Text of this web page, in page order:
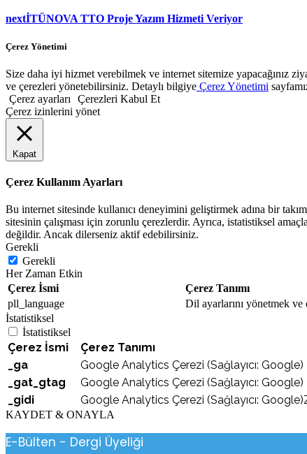
nextİTÜNOVA TTO Proje Yazım Hizmeti Veriyor
Çerez Yönetimi
Size daha iyi hizmet verebilmek ve internet sitemize yapacağınız
ve çerezleri yönetebilirsiniz. Detaylı bilgiye Çerez Yönetimi
Çerez ayarları
Çerezleri Kabul Et
Çerez izinlerini yönet
Kapat
Çerez Kullanım Ayarları
Bu internet sitesinde kullanıcı deneyimini geliştirmek adına bir
sitesinin çalışması için zorunlu çerezlerdir. Ayrıca, istatistiksel
değildir. Ancak dilerseniz aktif edebilirsiniz.
Gerekli
Gerekli
Her Zaman Etkin
Çerez İsmi
Çerez Tanımı
pll_language
Dil ayarlarını yönetmek
İstatistiksel
İstatistiksel
Çerez İsmi
Çerez Tanımı
_ga
Google Analytics Çerezi (Sağlayıcı:
_gat_gtag
Google Analytics Çerezi (Sağlayıcı: Google)
_gidi
Google Analytics Çerezi (Sağlayıcı:
KAYDET & ONAYLA
E-Bülten - Dergi Üyeliği